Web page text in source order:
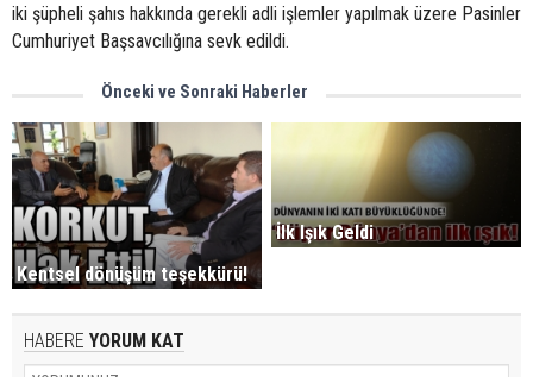
iki şüpheli şahıs hakkında gerekli adli işlemler yapılmak üzere Pasinler
Cumhuriyet Başsavcılığına sevk edildi.
Önceki ve Sonraki Haberler
Kentsel dönüşüm teşekkürü!
İlk Işık Geldi
HABERE YORUM KAT